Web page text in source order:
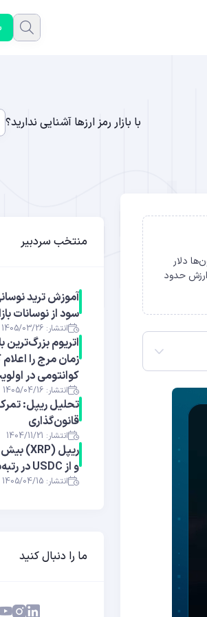
با بازار رمز ارزها آشنایی ندارید؟
دلار
پیشنهاد 10 میلیارد دوج کوین، به ارزش حدود
منتخب سردبیر
آموزش ترید
سود از نوسانات
انتشار: 1405/03/26
اتریوم بزرگ‌ترین
زمان مرج را
کوانتومی در
انتشار: 1405/04/16
تحلیل ریپل: تمرکز
قانون‌گذاری
انتشار: 1404/11/21
و از USDC در رتبه‌بندی پیشی گرفت
انتشار: 1405/04/15
ما را دنبال کنید